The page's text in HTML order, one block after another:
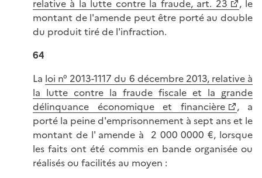
relative à la lutte contre la fraude, art. 23
, le
montant de l'amende peut être porté au double
du produit tiré de l'infraction.
64
La loi n° 2013-1117 du 6 décembre 2013, relative à
la lutte contre la fraude fiscale et la grande
délinquance économique et financière
, a
porté la peine d'emprisonnement à sept ans et le
montant de l' amende à 2 000 0000 €, lorsque
les faits ont été commis en bande organisée ou
réalisés ou facilités au moyen :